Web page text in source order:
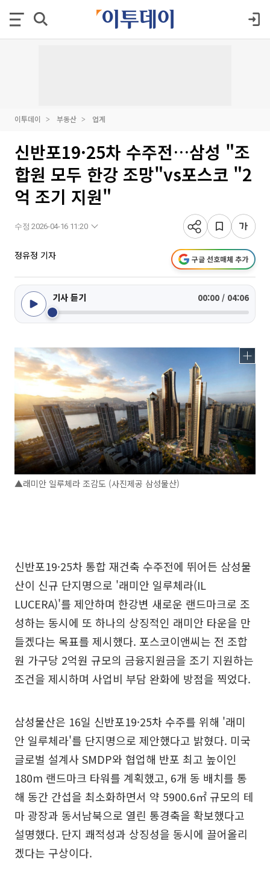
이투데이 부동산 업계
신반포19·25차 수주전…삼성 "조
합원 모두 한강 조망"vs포스코 "2
억 조기 지원"
수정 2026-04-16 11:20
정유정 기자 구글 선호매체 추가
기사 듣기 00:00 / 04:06
▲래미안 일루체라 조감도 (사진제공 삼성물산)
신반포19·25차 통합 재건축 수주전에 뛰어든 삼성물
산이 신규 단지명으로 '래미안 일루체라(IL
LUCERA)'를 제안하며 한강변 새로운 랜드마크로 조
성하는 동시에 또 하나의 상징적인 래미안 타운을 만
들겠다는 목표를 제시했다. 포스코이앤씨는 전 조합
원 가구당 2억원 규모의 금융지원금을 조기 지원하는
조건을 제시하며 사업비 부담 완화에 방점을 찍었다.
삼성물산은 16일 신반포19·25차 수주를 위해 '래미
안 일루체라'를 단지명으로 제안했다고 밝혔다. 미국
글로벌 설계사 SMDP와 협업해 반포 최고 높이인
180m 랜드마크 타워를 계획했고, 6개 동 배치를 통
해 동간 간섭을 최소화하면서 약 5900.6㎡ 규모의 테
마 광장과 동서남북으로 열린 통경축을 확보했다고
설명했다. 단지 쾌적성과 상징성을 동시에 끌어올리
겠다는 구상이다.